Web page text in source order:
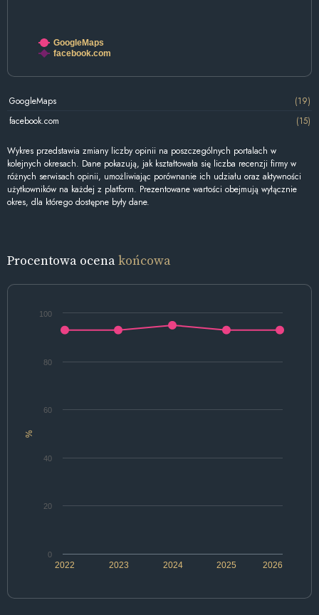
GoogleMaps
facebook.com
GoogleMaps
(19)
facebook.com
(15)
Wykres przedstawia zmiany liczby opinii na poszczególnych portalach w
kolejnych okresach. Dane pokazują, jak kształtowała się liczba recenzji firmy w
różnych serwisach opinii, umożliwiając porównanie ich udziału oraz aktywności
użytkowników na każdej z platform. Prezentowane wartości obejmują wyłącznie
okres, dla którego dostępne były dane.
Procentowa ocenakońcowa
%
2022 2024 2026
2023 2025
0
20
40
60
80
100